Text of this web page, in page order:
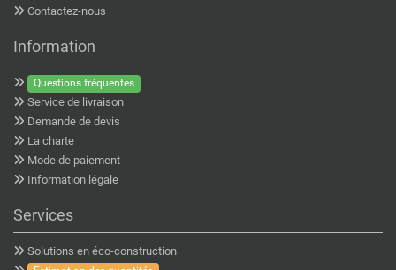
Contactez-nous
Information
Questions fréquentes
Service de livraison
Demande de devis
La charte
Mode de paiement
Information légale
Services
Solutions en éco-construction